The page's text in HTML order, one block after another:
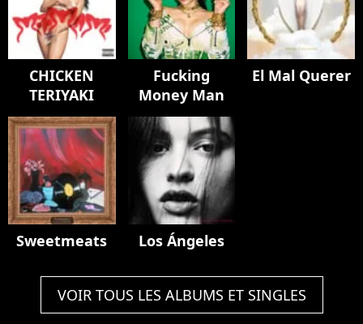
CHICKEN
TERIYAKI
Fucking
Money Man
El Mal Querer
Sweetmeats Los Ángeles
VOIR TOUS LES ALBUMS ET SINGLES